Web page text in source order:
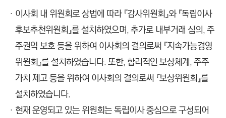
I
O
N
)
이사회 내 위원회로 상법에 따라 『감사위원회』와 『독립이사
후보추천위원회』를 설치하였으며, 추가로 내부거래 심의, 주
주권익 보호 등을 위하여 이사회의 결의로써 『지속가능경영
위원회』를 설치하였습니다. 또한, 합리적인 보상체계, 주주
가치 제고 등을 위하여 이사회의 결의로써 『보상위원회』를
설치하였습니다.
현재 운영되고 있는 위원회는 독립이사 중심으로 구성되어